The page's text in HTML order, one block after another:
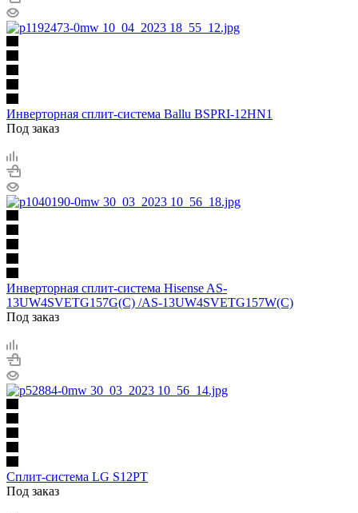
Инверторная сплит-система Ballu BSPRI-12HN1
Под заказ
Инверторная сплит-система Hisense AS-
13UW4SVETG157G(C) /AS-13UW4SVETG157W(C)
Под заказ
Сплит-система LG S12PT
Под заказ